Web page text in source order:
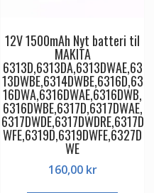
12V 1500mAh Nyt batteri til
MAKITA
6313D,6313DA,6313DWAE,63
13DWBE,6314DWBE,6316D,63
16DWA,6316DWAE,6316DWB,
6316DWBE,6317D,6317DWAE,
6317DWDE,6317DWDRE,6317D
WFE,6319D,6319DWFE,6327D
WE
160,00 kr